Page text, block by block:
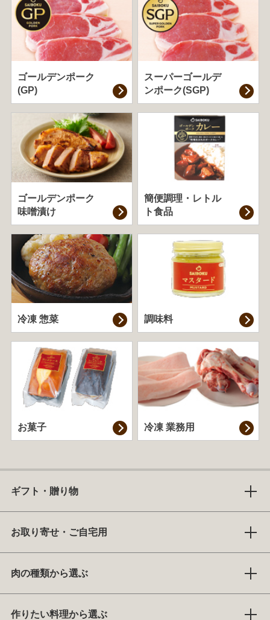
ゴールデンポーク
(GP)
スーパーゴールデ
ンポーク(SGP)
ゴールデンポーク
味噌漬け
簡便調理・ レトル
ト食品
冷凍 惣菜 調味料
お菓子 冷凍 業務用
ギフト・贈り物
お取り寄せ・ご自宅用
肉の種類から選ぶ
作りたい料理から選ぶ